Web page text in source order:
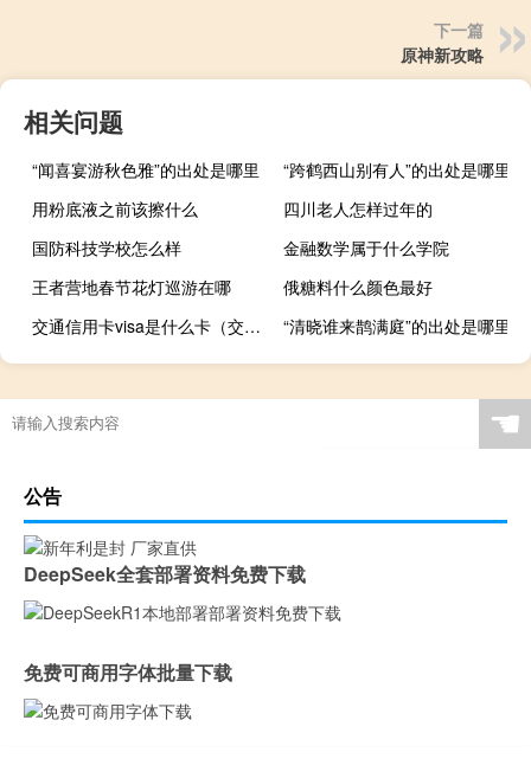
下一篇
原神新攻略
相关问题
“闻喜宴游秋色雅”的出处是哪里
“跨鹤西山别有人”的出处是哪里
用粉底液之前该擦什么
四川老人怎样过年的
国防科技学校怎么样
金融数学属于什么学院
王者营地春节花灯巡游在哪
俄糖料什么颜色最好
交通信用卡visa是什么卡（交行visa金卡是什么币种）
“清晓谁来鹊满庭”的出处是哪里
☚
公告
DeepSeek全套部署资料免费下载
免费可商用字体批量下载